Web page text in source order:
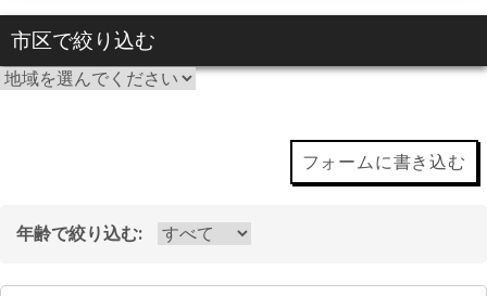
市区で絞り込む
フォームに書き込む
年齢で絞り込む: